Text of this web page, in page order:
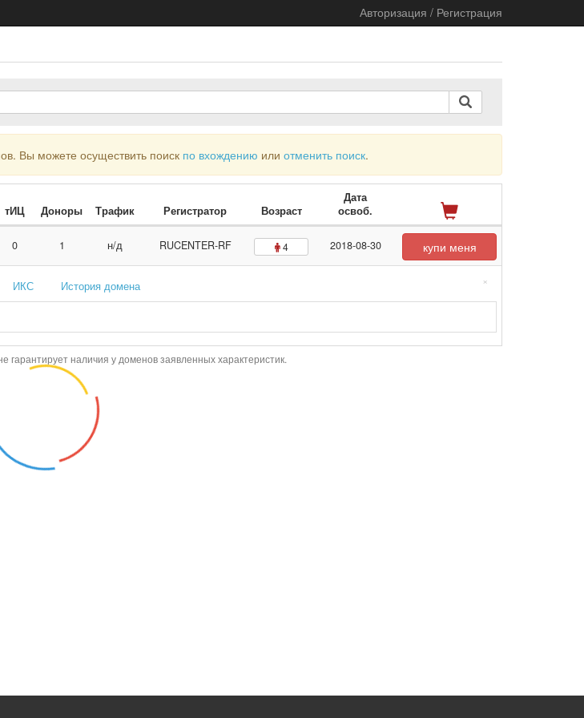
Авторизация / Регистрация
Вы можете осуществить поиск по вхождению или отменить поиск.
тИЦ Доноры Трафик Регистратор Возраст
Дата
освоб.
0 1 н/д RUCENTER-RF 4 2018-08-30 купи меня
×
ИКС История домена
наличия у доменов заявленных характеристик.